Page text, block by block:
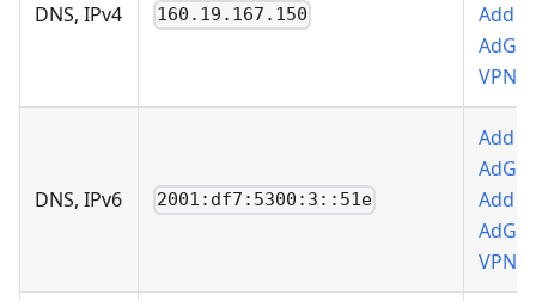
DNS, IPv4 160.19.167.150
Add
VPN
DNS, IPv6 2001:df7:5300:3::51e
Add
Add
VPN